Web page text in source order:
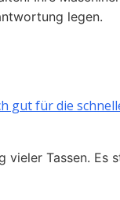
legen.
gut für die
Tassen. Es